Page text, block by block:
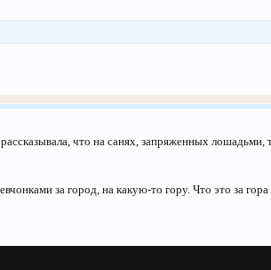
что на санях, запряженных
за город, на какую-то гору. Что это за